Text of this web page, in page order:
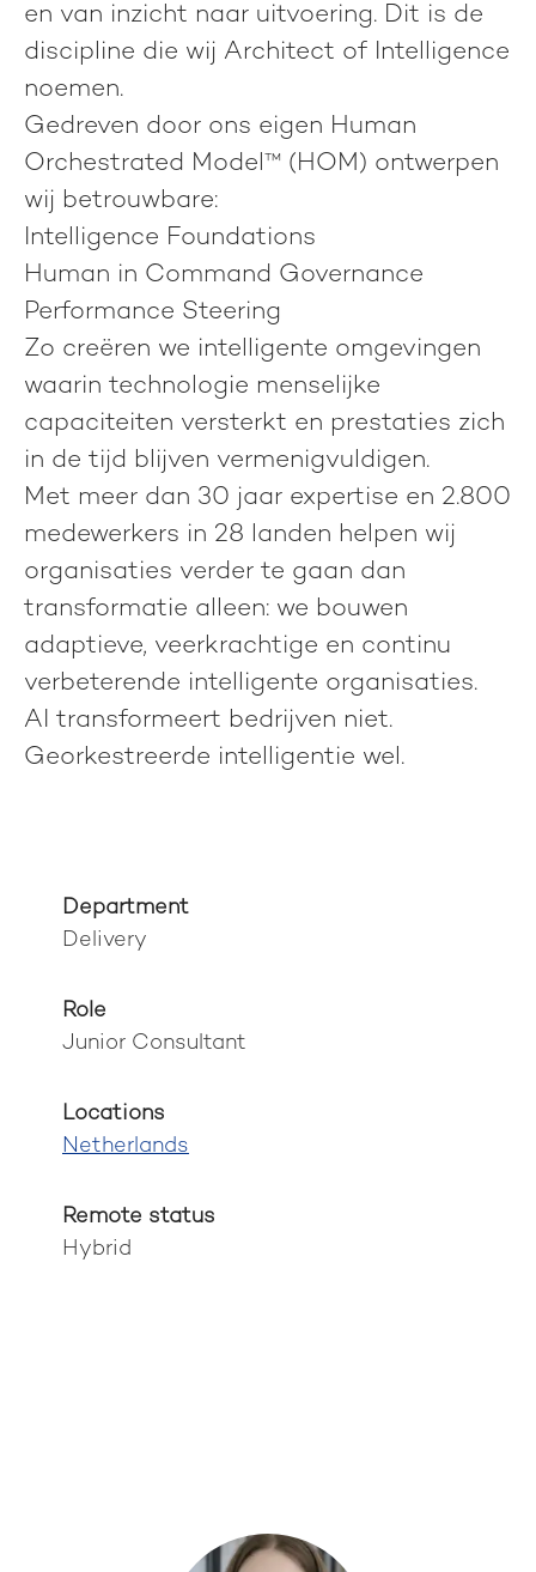
en van inzicht naar uitvoering. Dit is de
discipline die wij Architect of Intelligence
noemen.
Gedreven door ons eigen Human
Orchestrated Model™ (HOM) ontwerpen
wij betrouwbare:
Intelligence Foundations
Human in Command Governance
Performance Steering
Zo creëren we intelligente omgevingen
waarin technologie menselijke
capaciteiten versterkt en prestaties zich
in de tijd blijven vermenigvuldigen.
Met meer dan 30 jaar expertise en 2.800
medewerkers in 28 landen helpen wij
organisaties verder te gaan dan
transformatie alleen: we bouwen
adaptieve, veerkrachtige en continu
verbeterende intelligente organisaties.
AI transformeert bedrijven niet.
Georkestreerde intelligentie wel.
Department
Delivery
Role
Junior Consultant
Locations
Netherlands
Remote status
Hybrid